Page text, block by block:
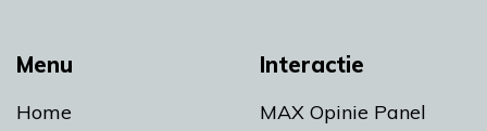
Menu
Home
Interactie
MAX Opinie Panel